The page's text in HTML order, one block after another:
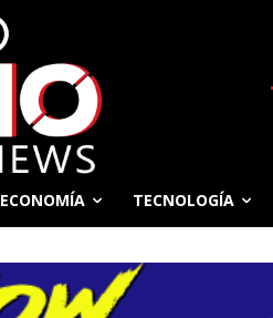
ECONOMÍA TECNOLOGÍA